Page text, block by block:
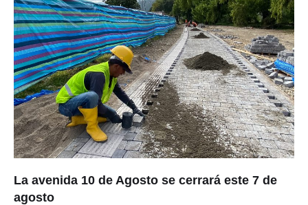
La avenida 10 de Agosto se cerrará este 7 de
agosto